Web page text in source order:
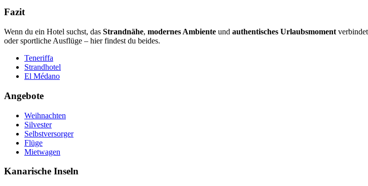
Fazit
Wenn du ein Hotel suchst, das Strandnähe, modernes Ambiente und authentisches Urlaubsmoment
oder sportliche Ausflüge – hier findest du beides.
Teneriffa
Strandhotel
El Médano
Angebote
Weihnachten
Silvester
Selbstversorger
Flüge
Mietwagen
Kanarische Inseln